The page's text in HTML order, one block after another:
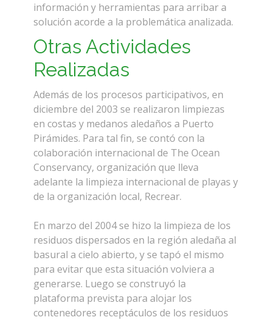
información y herramientas para arribar a
solución acorde a la problemática analizada.
Otras Actividades
Realizadas
Además de los procesos participativos, en
diciembre del 2003 se realizaron limpiezas
en costas y medanos aledaños a Puerto
Pirámides. Para tal fin, se contó con la
colaboración internacional de The Ocean
Conservancy, organización que lleva
adelante la limpieza internacional de playas y
de la organización local, Recrear.
En marzo del 2004 se hizo la limpieza de los
residuos dispersados en la región aledaña al
basural a cielo abierto, y se tapó el mismo
para evitar que esta situación volviera a
generarse. Luego se construyó la
plataforma prevista para alojar los
contenedores receptáculos de los residuos